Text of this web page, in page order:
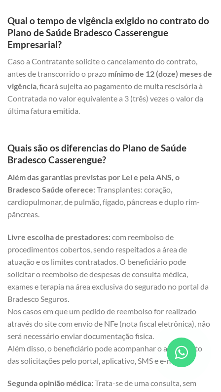
Qual o tempo de vigência exigido no contrato do
Plano de Saúde Bradesco Casserengue
Empresarial?
Caso a Contratante solicite o cancelamento do contrato,
antes de transcorrido o prazo mínimo de 12 (doze) meses de
vigência, ficará sujeita ao pagamento de multa rescisória à
Contratada no valor equivalente a 3 (três) vezes o valor da
última fatura emitida.
Quais são os diferencias do Plano de Saúde
Bradesco Casserengue?
Além das garantias previstas por Lei e pela ANS, o
Bradesco Saúde oferece:Transplantes: coração,
cardiopulmonar, de pulmão, fígado, pâncreas e duplo rim-
pâncreas.
Livre escolha de prestadores:com reembolso de
procedimentos cobertos, sendo respeitados a área de
atuação e os limites contratados. O beneficiário pode
solicitar o reembolso de despesas de consulta médica,
exames e terapia na área exclusiva do segurado no portal da
Bradesco Seguros.
Nos casos em que um pedido de reembolso for realizado
através do site com envio de NFe (nota fiscal eletrônica), não
será necessário enviar documentação fisica.
Além disso, o beneficiário pode acompanhar o andamento
das solicitações pelo portal, aplicativo, SMS e e-mail.
Segunda opinião médica:Trata-se de uma consulta, sem